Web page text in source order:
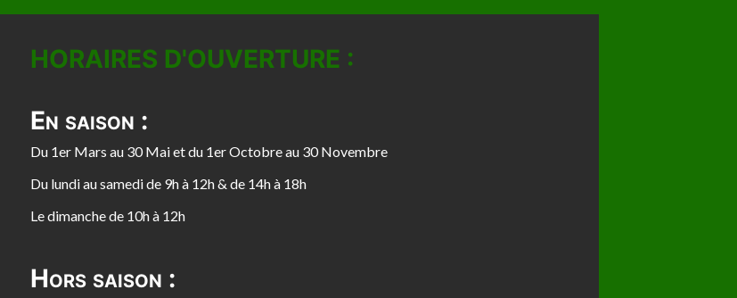
HORAIRES D'OUVERTURE :
En saison :
Du 1er Mars au 30 Mai et du 1er Octobre au 30 Novembre
Du lundi au samedi de 9h à 12h & de 14h à 18h
Le dimanche de 10h à 12h
Hors saison :